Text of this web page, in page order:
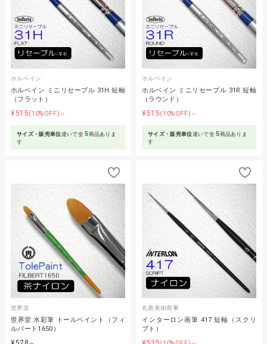
ホルベイン
ホルベイン ミニリセーブル 31H 短軸
（フラット）
¥515(10%OFF)～
サイズ・販売単位違いで全5商品ありま
す
ホルベイン
ホルベイン ミニリセーブル 31R 短軸
（ラウンド）
¥515(10%OFF)～
サイズ・販売単位違いで全5商品ありま
す
世界堂
世界堂 水彩筆 トールペイント（フィ
ルバート1650）
丸善美術商事
インターロン画筆 417 短軸（スクリ
プト）